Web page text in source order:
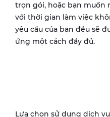
trọn gói, hoặc bạn muốn
với thời gian làm việc
yêu cầu của bạn đều sẽ
ứng một cách đầy đủ.
Lựa chọn sử dụng dịch